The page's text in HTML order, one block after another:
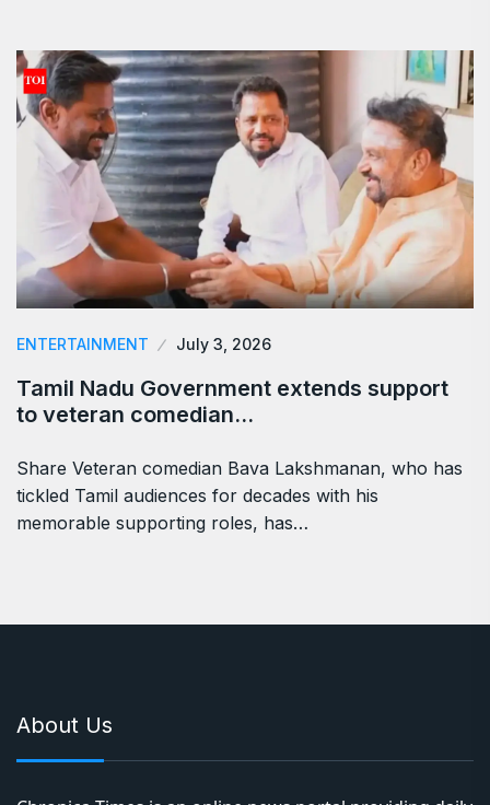
ENTERTAINMENT July 3, 2026
Tamil Nadu Government extends support
to veteran comedian…
Share Veteran comedian Bava Lakshmanan, who has
tickled Tamil audiences for decades with his
memorable supporting roles, has…
About Us